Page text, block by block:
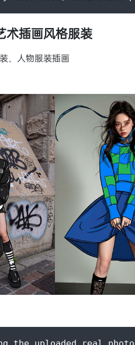
术插画风格服装
、人物服装插画